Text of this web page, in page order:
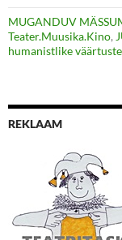
MUGANDUV
Teater.Muusika.Kino,
humanistlike
REKLAAM